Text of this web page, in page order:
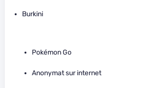
Burkini
Pokémon Go
Anonymat sur internet